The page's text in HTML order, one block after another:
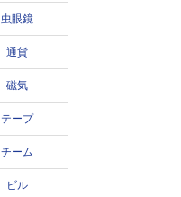
虫眼鏡
通貨
磁気
テープ
チーム
ビル